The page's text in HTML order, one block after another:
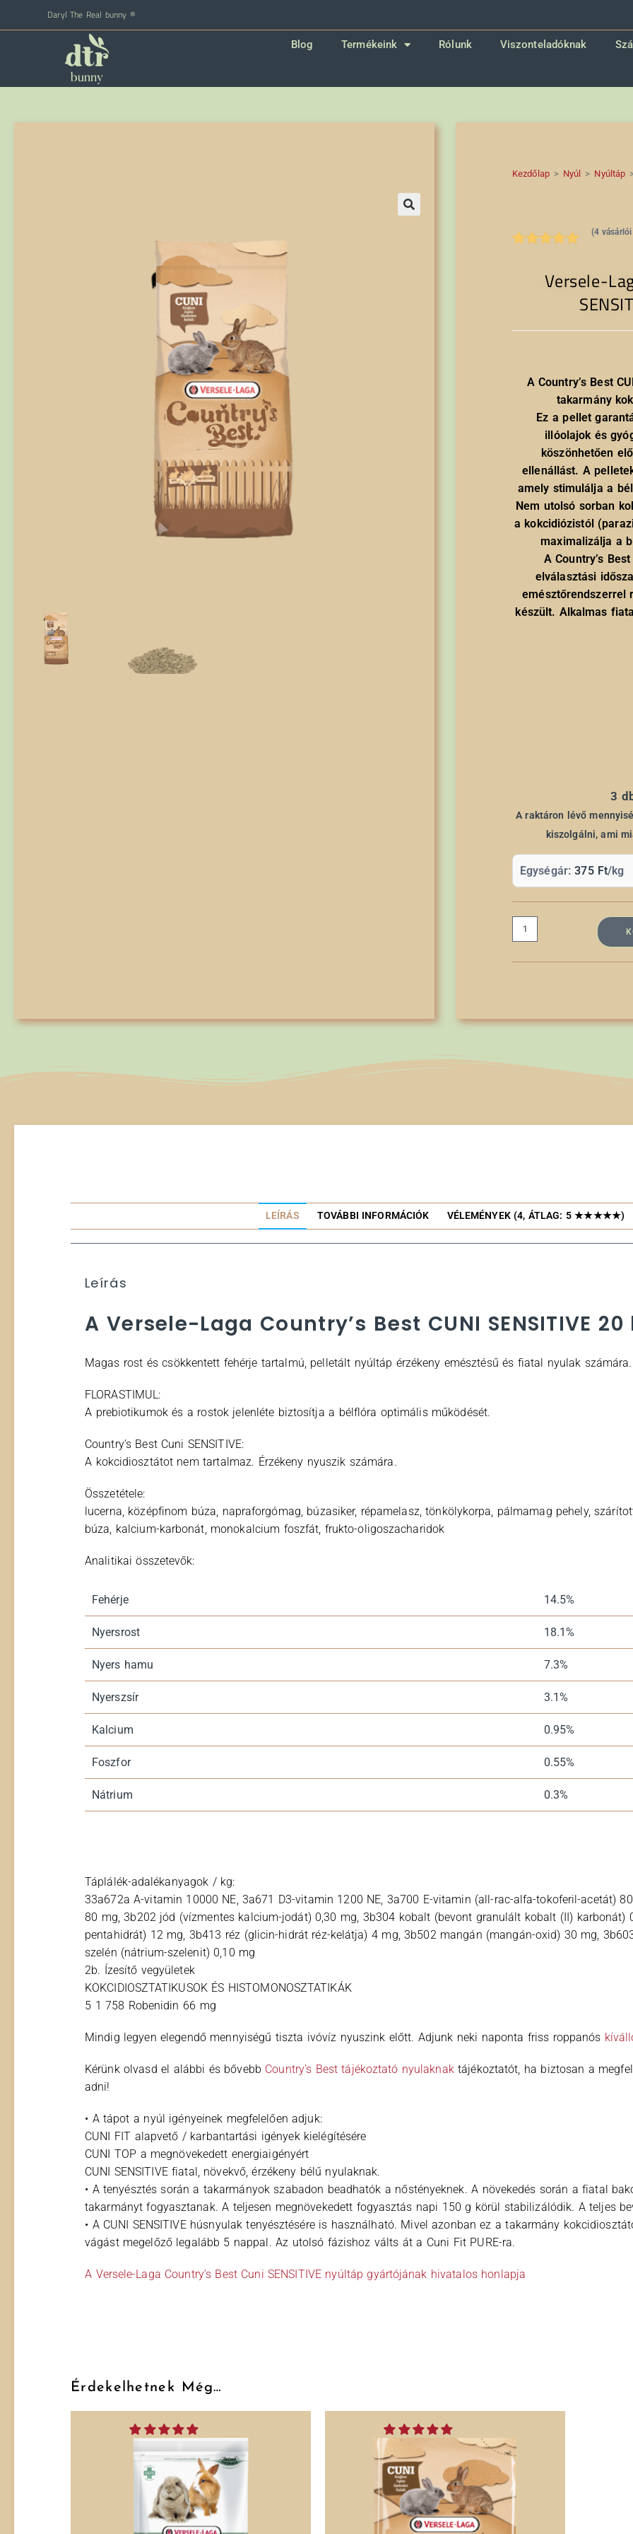
Daryl The Real bunny ®
Blog Termékeink Rólunk Viszonteladóknak
Kezdőlap > Nyúl > Nyúltáp
az 5-
(4vásárlói
Versele-
A Country’s Best
takarmány
Ez a pellet
illóolajok és
köszönhetően
ellenállást. A
amely stimulálja a
Nem utolsó sorban
a kokcidiózistól
maximalizálja a
A Country’s
elválasztási
emésztőrendszerrel
készült. Alkalmas
3
A raktáron lévő
kiszolgálni, ami
Egységár:375 Ft/kg
LEÍRÁS TOVÁBBI INFORMÁCIÓK VÉLEMÉNYEK (4, ÁTLAG: 5 ★★★★★)
Leírás
A Versele-Laga Country’s Best CUNI SENSITIVE
Magas rost és csökkentett fehérje tartalmú, pelletált nyúltáp érzékeny emésztésű és fiatal nyulak számára.
FLORASTIMUL:
A prebiotikumok és a rostok jelenléte biztosítja a bélflóra optimális működését.
Country’s Best Cuni SENSITIVE:
A kokcidiosztátot nem tartalmaz. Érzékeny nyuszik számára.
Összetétele:
lucerna, középfinom búza, napraforgómag, búzasiker, répamelasz, tönkölykorpa, pálmamag pehely,
búza, kalcium-karbonát, monokalcium foszfát, frukto-oligoszacharidok
Analitikai összetevők:
Fehérje 14.5%
Nyersrost 18.1%
Nyers hamu 7.3%
Nyerszsír 3.1%
Kalcium 0.95%
Foszfor 0.55%
Nátrium 0.3%
Táplálék-adalékanyagok / kg:
33a672a A-vitamin 10000 NE, 3a671 D3-vitamin 1200 NE, 3a700 E-vitamin (all-rac-alfa-tokoferil-acetát)
80 mg, 3b202 jód (vízmentes kalcium-jodát) 0,30 mg, 3b304 kobalt (bevont granulált kobalt (II) karbonát)
pentahidrát) 12 mg, 3b413 réz (glicin-hidrát réz-kelátja) 4 mg, 3b502 mangán (mangán-oxid) 30 mg,
szelén (nátrium-szelenit) 0,10 mg
2b. Ízesítő vegyületek
KOKCIDIOSZTATIKUSOK ÉS HISTOMONOSZTATIKÁK
5 1 758 Robenidin 66 mg
Mindig legyen elegendő mennyiségű tiszta ivóvíz nyuszink előtt. Adjunk neki naponta friss roppanós
Kérünk olvasd el alábbi és bővebb Country’s Best tájékoztató nyulaknaktájékoztatót, ha biztosan a
adni!
• A tápot a nyúl igényeinek megfelelően adjuk:
CUNI FIT alapvető / karbantartási igények kielégítésére
CUNI TOP a megnövekedett energiaigényért
CUNI SENSITIVE fiatal, növekvő, érzékeny bélű nyulaknak.
• A tenyésztés során a takarmányok szabadon beadhatók a nőstényeknek. A növekedés során a fiatal
takarmányt fogyasztanak. A teljesen megnövekedett fogyasztás napi 150 g körül stabilizálódik. A teljes
• A CUNI SENSITIVE húsnyulak tenyésztésére is használható. Mivel azonban ez a takarmány
vágást megelőző legalább 5 nappal. Az utolsó fázishoz válts át a Cuni Fit PURE-ra.
A Versele-Laga Country’s Best Cuni SENSITIVE nyúltáp gyártójának hivatalos honlapja
Érdekelhetnek Még…